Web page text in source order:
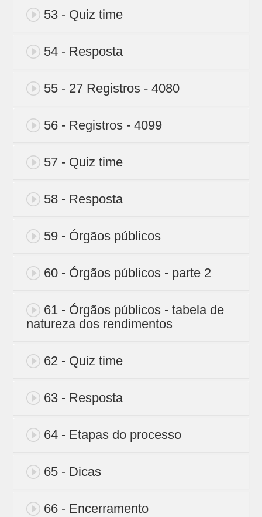
53 - Quiz time
54 - Resposta
55 - 27 Registros - 4080
56 - Registros - 4099
57 - Quiz time
58 - Resposta
59 - Órgãos públicos
60 - Órgãos públicos - parte 2
61 - Órgãos públicos - tabela de
natureza dos rendimentos
62 - Quiz time
63 - Resposta
64 - Etapas do processo
65 - Dicas
66 - Encerramento